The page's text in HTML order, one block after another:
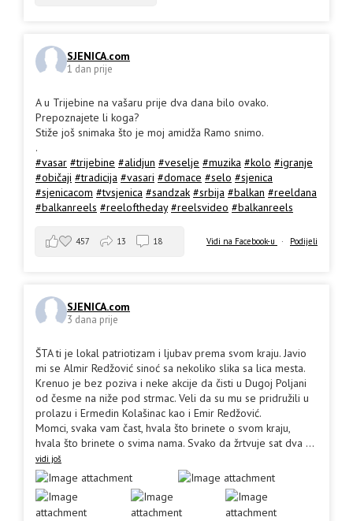
SJENICA.com
1 dan prije
A u Trijebine na vašaru prije dva dana bilo ovako.
Prepoznajete li koga?
Stiže još snimaka što je moj amidža Ramo snimo.
.
#vasar #trijebine #alidjun #veselje #muzika #kolo #igranje
#običaji #tradicija #vasari #domace #selo #sjenica
#sjenicacom #tvsjenica #sandzak #srbija #balkan #reeldana
#balkanreels #reeloftheday #reelsvideo #balkanreels
Vidi na Facebook-u · Podijeli
457 13 18
SJENICA.com
3 dana prije
ŠTA ti je lokal patriotizam i ljubav prema svom kraju. Javio
mi se Almir Redžović sinoć sa nekoliko slika sa lica mesta.
Krenuo je bez poziva i neke akcije da čisti u Dugoj Poljani
od česme na niže pod strmac. Veli da su mu se pridružili u
prolazu i Ermedin Kolašinac kao i Emir Redžović.
Momci, svaka vam čast, hvala što brinete o svom kraju,
hvala što brinete o svima nama. Svako da žrtvuje sat dva ...
vidi još